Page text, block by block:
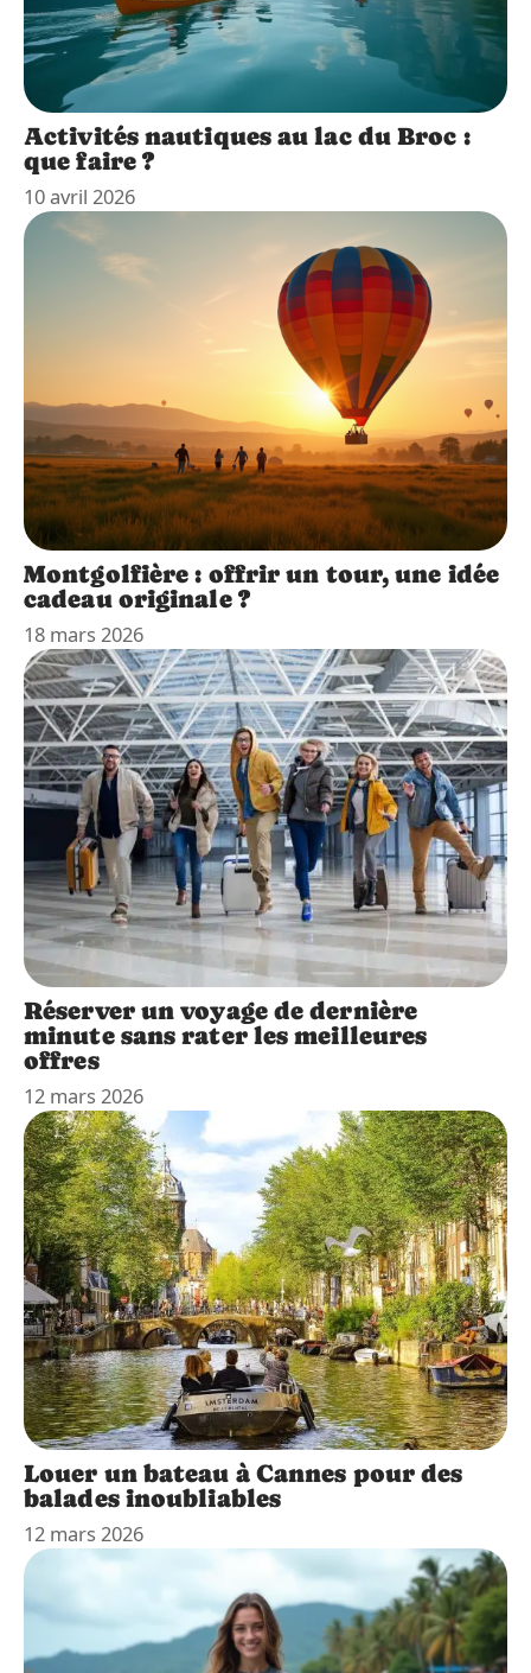
Activités nautiques au lac du Broc :
que faire ?
10 avril 2026
Montgolfière : offrir un tour, une idée
cadeau originale ?
18 mars 2026
Réserver un voyage de dernière
minute sans rater les meilleures
offres
12 mars 2026
Louer un bateau à Cannes pour des
balades inoubliables
12 mars 2026